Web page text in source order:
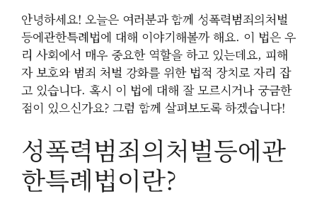
안녕하세요! 오늘은 여러분과 함께 성폭력범죄의처벌
등에관한특례법에 대해 이야기해볼까 해요. 이 법은 우
리 사회에서 매우 중요한 역할을 하고 있는데요, 피해
자 보호와 범죄 처벌 강화를 위한 법적 장치로 자리 잡
고 있습니다. 혹시 이 법에 대해 잘 모르시거나 궁금한
점이 있으신가요? 그럼 함께 살펴보도록 하겠습니다!
성폭력범죄의처벌등에관
한특례법이란?